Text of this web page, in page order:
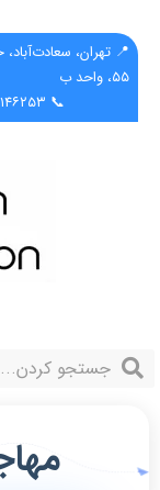
۵۵، واحد ب
📞 ۰۲۱-۲۲۱۴۶۲۵۳